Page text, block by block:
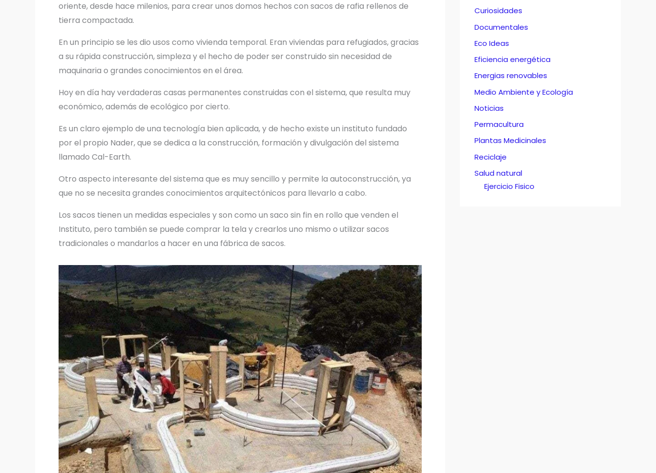
oriente, desde hace milenios, para crear unos domos hechos con sacos de rafia rellenos de
tierra compactada.
En un principio se les dio usos como vivienda temporal. Eran viviendas para refugiados, gracias
a su rápida construcción, simpleza y el hecho de poder ser construido sin necesidad de
maquinaria o grandes conocimientos en el área.
Hoy en día hay verdaderas casas permanentes construidas con el sistema, que resulta muy
económico, además de ecológico por cierto.
Es un claro ejemplo de una tecnología bien aplicada, y de hecho existe un instituto fundado
por el propio Nader, que se dedica a la construcción, formación y divulgación del sistema
llamado Cal-Earth.
Otro aspecto interesante del sistema que es muy sencillo y permite la autoconstrucción, ya
que no se necesita grandes conocimientos arquitectónicos para llevarlo a cabo.
Los sacos tienen un medidas especiales y son como un saco sin fin en rollo que venden el
Instituto, pero también se puede comprar la tela y crearlos uno mismo o utilizar sacos
tradicionales o mandarlos a hacer en una fábrica de sacos.
Curiosidades
Documentales
Eco Ideas
Eficiencia energética
Energias renovables
Medio Ambiente y Ecología
Noticias
Permacultura
Plantas Medicinales
Reciclaje
Salud natural
Ejercicio Fisico